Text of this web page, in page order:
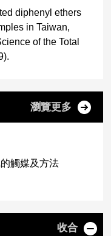
diphenyl ethers
in Taiwan,
of the Total
瀏覽更多
觸媒及方法
收合